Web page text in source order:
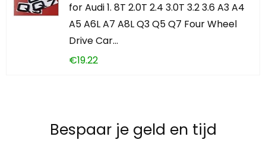
for Audi 1. 8T 2.0T 2.4 3.0T 3.2 3.6 A3 A4
A5 A6L A7 A8L Q3 Q5 Q7 Four Wheel
Drive Car…
€19.22
Bespaar je geld en tijd